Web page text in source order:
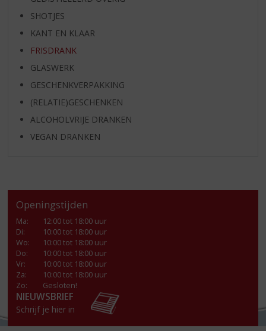
SHOTJES
KANT EN KLAAR
FRISDRANK
GLASWERK
GESCHENKVERPAKKING
(RELATIE)GESCHENKEN
ALCOHOLVRIJE DRANKEN
VEGAN DRANKEN
Openingstijden
Ma:
12:00 tot 18:00 uur
Di:
10:00 tot 18:00 uur
Wo:
10:00 tot 18:00 uur
Do:
10:00 tot 18:00 uur
Vr:
10:00 tot 18:00 uur
Za:
10:00 tot 18:00 uur
Zo:
Gesloten!
NIEUWSBRIEF
Schrijf je hier in